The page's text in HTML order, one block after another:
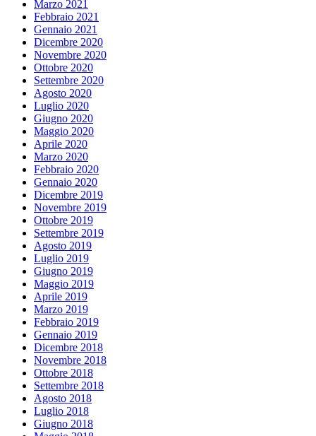
Marzo 2021
Febbraio 2021
Gennaio 2021
Dicembre 2020
Novembre 2020
Ottobre 2020
Settembre 2020
Agosto 2020
Luglio 2020
Giugno 2020
Maggio 2020
Aprile 2020
Marzo 2020
Febbraio 2020
Gennaio 2020
Dicembre 2019
Novembre 2019
Ottobre 2019
Settembre 2019
Agosto 2019
Luglio 2019
Giugno 2019
Maggio 2019
Aprile 2019
Marzo 2019
Febbraio 2019
Gennaio 2019
Dicembre 2018
Novembre 2018
Ottobre 2018
Settembre 2018
Agosto 2018
Luglio 2018
Giugno 2018